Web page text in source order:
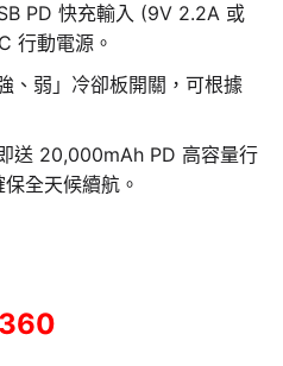
PD 快充輸入 (9V 2.2A 或
行動電源。
、弱」冷卻板開關，可根據
送 20,000mAh PD 高容量行
全天候續航。